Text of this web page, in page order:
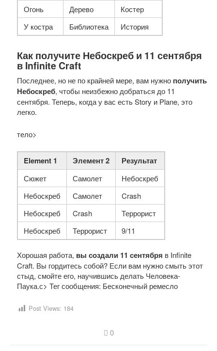
Огонь Дерево
Костер
У костра
Библиотека История
Как получите Небоскреб и 11 сентября
в Infinite Craft
Последнее, но не по крайней мере, вам нужно получить
Небоскреб, чтобы неизбежно добраться до 11
сентября. Теперь, когда у вас есть Story и Plane, это
легко.
тело>
Element 1 Элемент 2 Результат
Сюжет Самолет
Небоскреб
Небоскреб
Самолет
Crash
Небоскреб
Crash
Террорист
Небоскреб
Террорист 9/11
Хорошая работа, вы создали 11 сентября в Infinite
Craft. Вы гордитесь собой? Если вам нужно смыть этот
стыд, смойте его, научившись делать Человека-
Паука.с> Тег сообщения: Бесконечный ремесло
Post Views: 184
0